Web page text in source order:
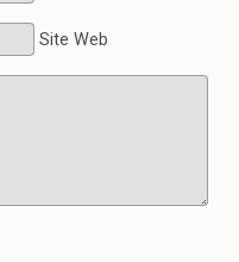
Site Web